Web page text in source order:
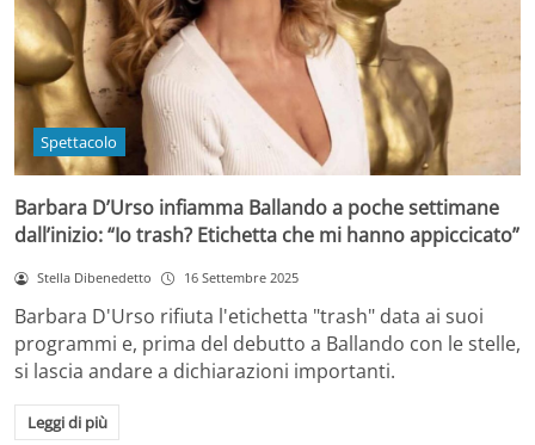
Spettacolo
Barbara D’Urso infiamma Ballando a poche settimane
dall’inizio: “Io trash? Etichetta che mi hanno appiccicato”
Stella Dibenedetto 16 Settembre 2025
Barbara D'Urso rifiuta l'etichetta "trash" data ai suoi
programmi e, prima del debutto a Ballando con le stelle,
si lascia andare a dichiarazioni importanti.
Leggi di più